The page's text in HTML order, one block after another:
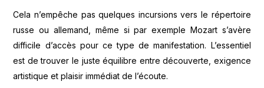
Cela n’empêche pas quelques incursions vers le répertoire
russe ou allemand, même si par exemple Mozart s’avère
difficile d’accès pour ce type de manifestation. L’essentiel
est de trouver le juste équilibre entre découverte, exigence
artistique et plaisir immédiat de l’écoute.